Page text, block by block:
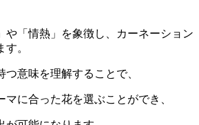
や「情熱」を象徴し、カーネーション
。
意味を理解することで、
に合った花を選ぶことができ、